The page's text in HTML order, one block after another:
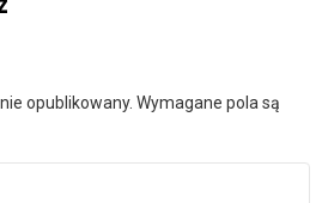
opublikowany. Wymagane pola są